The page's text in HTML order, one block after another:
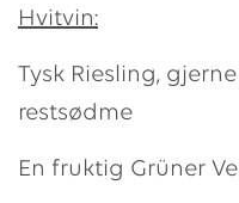
Hvitvin:
Tysk Riesling,
restsødme
En fruktig Grüner